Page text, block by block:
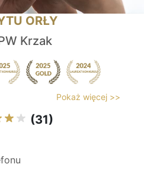
ORŁY
Krzak
Pokaż więcej >>
(31)